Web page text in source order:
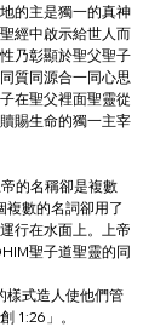
的主是獨一的真神
經中啟示給世人而
乃彰顯於聖父聖子
質同源合一同心思
在聖父裡面聖靈從
賜生命的獨一主宰
的名稱卻是複數
複數的名詞卻用了
行在水面上。上帝
聖子道聖靈的同
樣式造人使他們管
1:26」。